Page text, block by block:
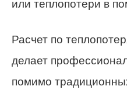
или теплопотери в
Расчет по
делает
помимо